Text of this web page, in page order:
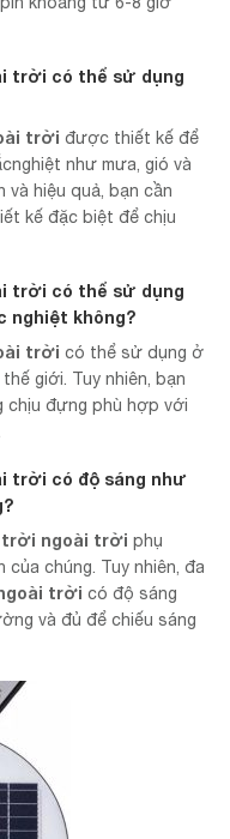
trời có thể sử dụng
trời được thiết kế để
như mưa, gió và
và hiệu quả, bạn cần
kế đặc biệt để chịu
trời có thể sử dụng
nghiệt không?
trời có thể sử dụng ở
giới. Tuy nhiên, bạn
chịu đựng phù hợp với
trời có độ sáng như
trời ngoài trời phụ
chúng. Tuy nhiên, đa
trời có độ sáng
và đủ để chiếu sáng